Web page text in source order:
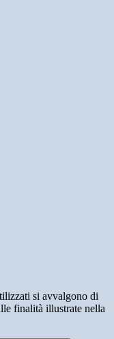
si avvalgono di
finalità illustrate nella